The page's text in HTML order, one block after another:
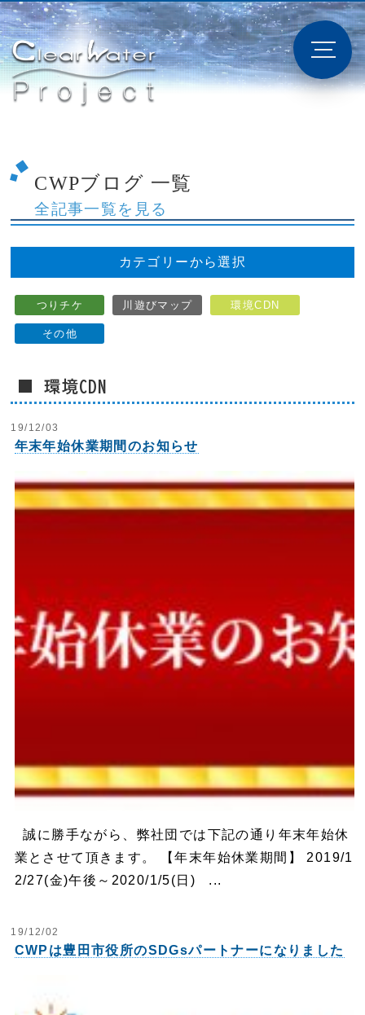
CWPブログ 一覧
全記事一覧を見る
カテゴリーから選択
つりチケ 川遊びマップ 環境CDN
その他
■ 環境CDN
19/12/03
年末年始休業期間のお知らせ
誠に勝手ながら、弊社団では下記の通り年末年始休
業とさせて頂きます。 【年末年始休業期間】 2019/1
2/27(金)午後～2020/1/5(日) ...
19/12/02
CWPは豊田市役所のSDGsパートナーになりました